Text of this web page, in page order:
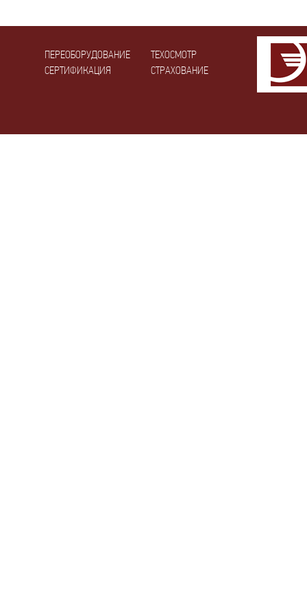
ПЕРЕОБОРУДОВАНИЕ
СЕРТИФИКАЦИЯ
ТЕХОСМОТР
СТРАХОВАНИЕ